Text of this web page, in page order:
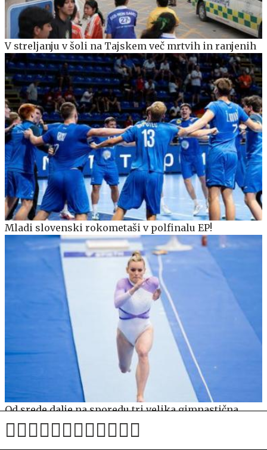
V streljanju v šoli na Tajskem več mrtvih in ranjenih
Mladi slovenski rokometaši v polfinalu EP!
Od srede dalje na sporedu tri velika gimnastična
tekmovanja